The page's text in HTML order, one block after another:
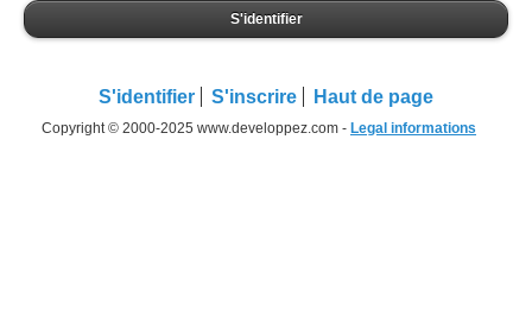
S'identifier
S'identifier S'inscrire Haut de page
Copyright © 2000-2025 www.developpez.com - Legal informations